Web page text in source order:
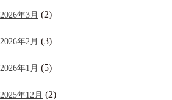
2026年3月 (2)
2026年2月 (3)
2026年1月 (5)
2025年12月 (2)